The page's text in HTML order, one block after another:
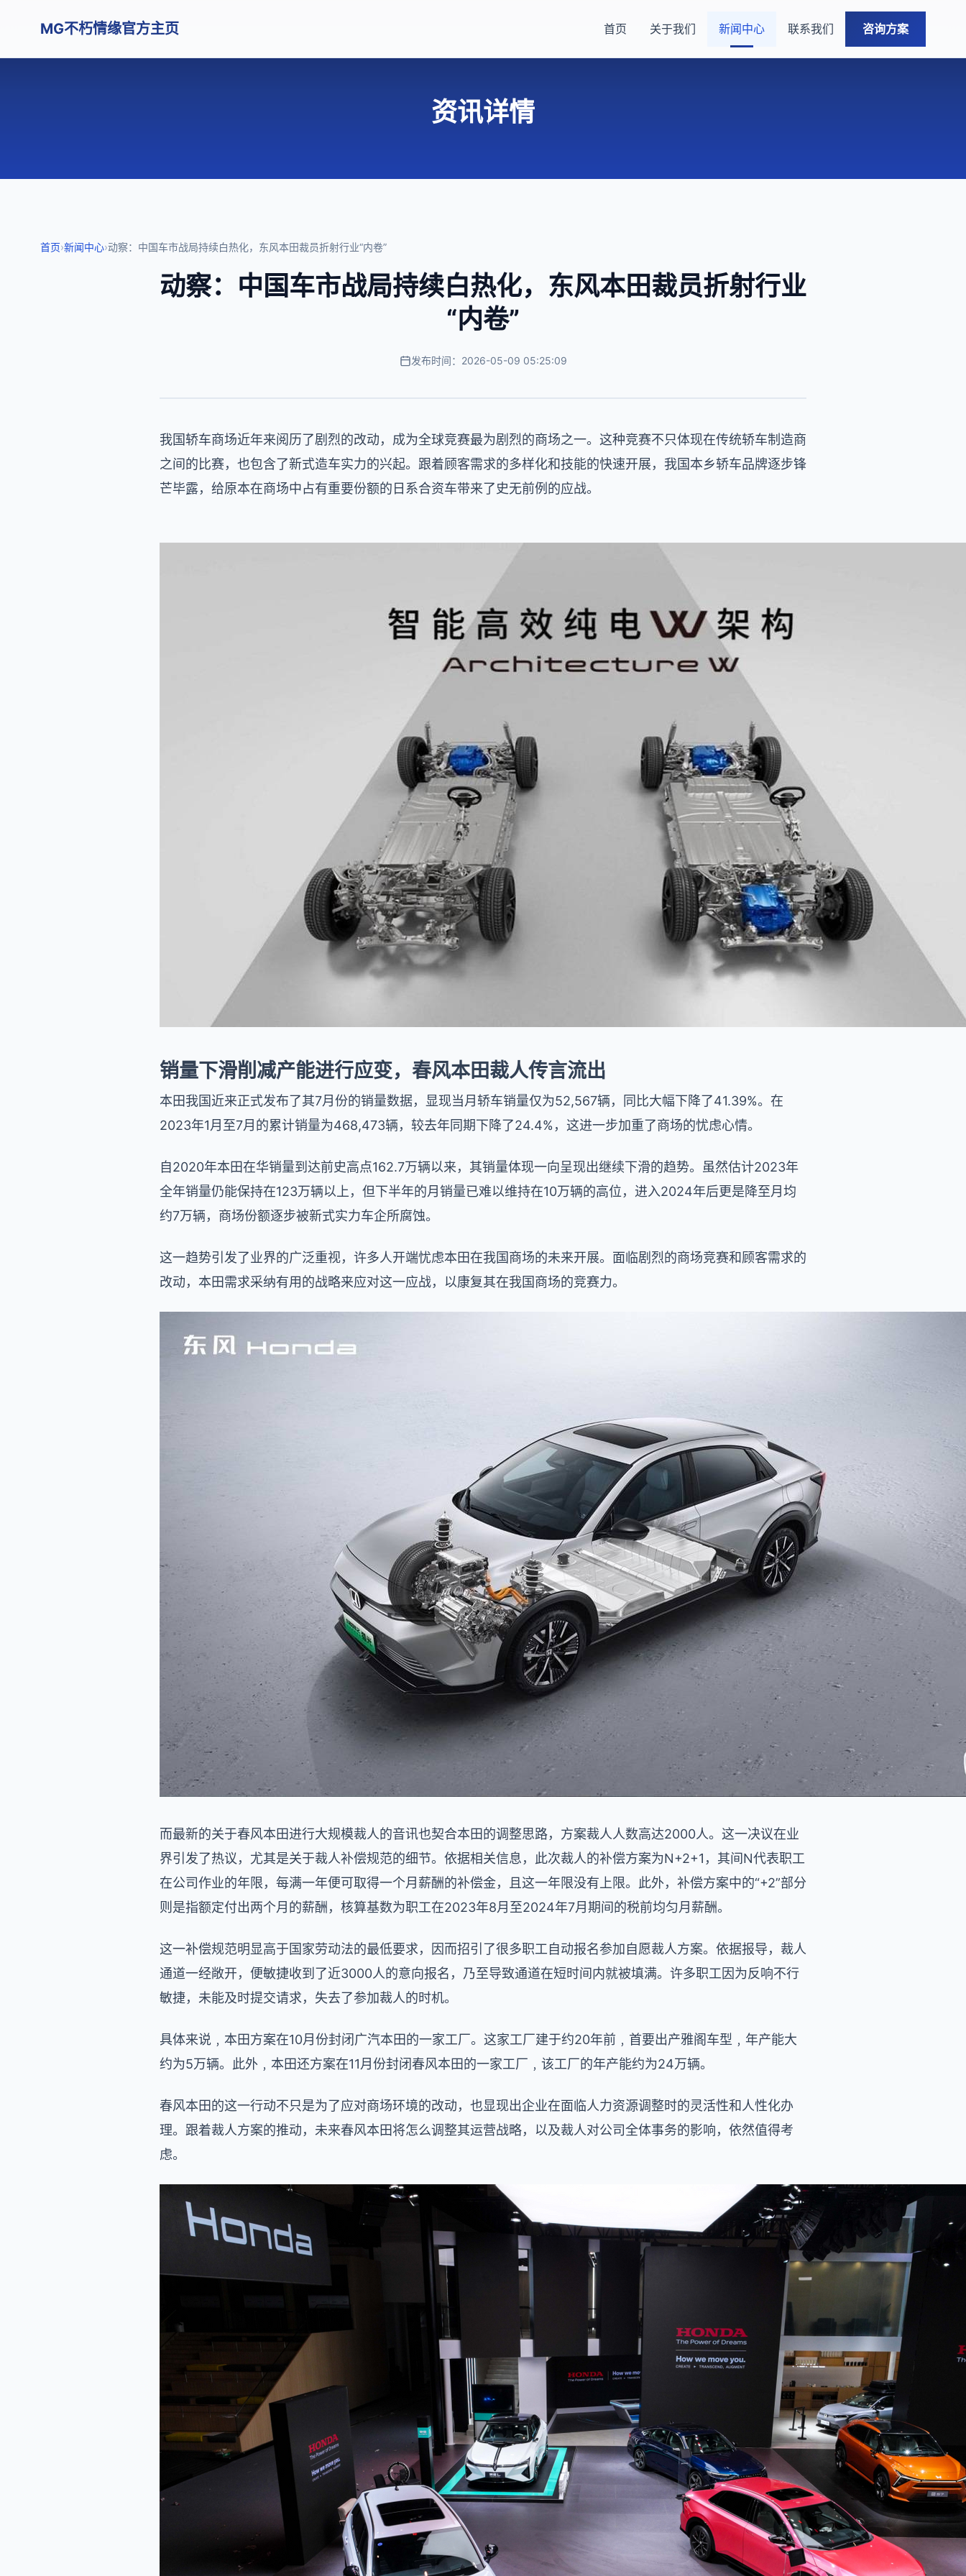
MG不朽情缘官方主页 首页 关于我们 新闻中心 联系我们 咨询方案
资讯详情
首页›新闻中心›动察：中国车市战局持续白热化，东风本田裁员折射行业“内卷”
动察：中国车市战局持续白热化，东风本田裁员折射行业
“内卷”
发布时间：2026-05-09 05:25:09
我国轿车商场近年来阅历了剧烈的改动，成为全球竞赛最为剧烈的商场之一。这种竞赛不只体现在传统轿车制造商
之间的比赛，也包含了新式造车实力的兴起。跟着顾客需求的多样化和技能的快速开展，我国本乡轿车品牌逐步锋
芒毕露，给原本在商场中占有重要份额的日系合资车带来了史无前例的应战。
销量下滑削减产能进行应变，春风本田裁人传言流出
本田我国近来正式发布了其7月份的销量数据，显现当月轿车销量仅为52,567辆，同比大幅下降了41.39%。在
2023年1月至7月的累计销量为468,473辆，较去年同期下降了24.4%，这进一步加重了商场的忧虑心情。
自2020年本田在华销量到达前史高点162.7万辆以来，其销量体现一向呈现出继续下滑的趋势。虽然估计2023年
全年销量仍能保持在123万辆以上，但下半年的月销量已难以维持在10万辆的高位，进入2024年后更是降至月均
约7万辆，商场份额逐步被新式实力车企所腐蚀。
这一趋势引发了业界的广泛重视，许多人开端忧虑本田在我国商场的未来开展。面临剧烈的商场竞赛和顾客需求的
改动，本田需求采纳有用的战略来应对这一应战，以康复其在我国商场的竞赛力。
而最新的关于春风本田进行大规模裁人的音讯也契合本田的调整思路，方案裁人人数高达2000人。这一决议在业
界引发了热议，尤其是关于裁人补偿规范的细节。依据相关信息，此次裁人的补偿方案为N+2+1，其间N代表职工
在公司作业的年限，每满一年便可取得一个月薪酬的补偿金，且这一年限没有上限。此外，补偿方案中的“+2”部分
则是指额定付出两个月的薪酬，核算基数为职工在2023年8月至2024年7月期间的税前均匀月薪酬。
这一补偿规范明显高于国家劳动法的最低要求，因而招引了很多职工自动报名参加自愿裁人方案。依据报导，裁人
通道一经敞开，便敏捷收到了近3000人的意向报名，乃至导致通道在短时间内就被填满。许多职工因为反响不行
敏捷，未能及时提交请求，失去了参加裁人的时机。
具体来说﹐本田方案在10月份封闭广汽本田的一家工厂。这家工厂建于约20年前﹐首要出产雅阁车型﹐年产能大
约为5万辆。此外﹐本田还方案在11月份封闭春风本田的一家工厂﹐该工厂的年产能约为24万辆。
春风本田的这一行动不只是为了应对商场环境的改动，也显现出企业在面临人力资源调整时的灵活性和人性化办
理。跟着裁人方案的推动，未来春风本田将怎么调整其运营战略，以及裁人对公司全体事务的影响，依然值得考
虑。